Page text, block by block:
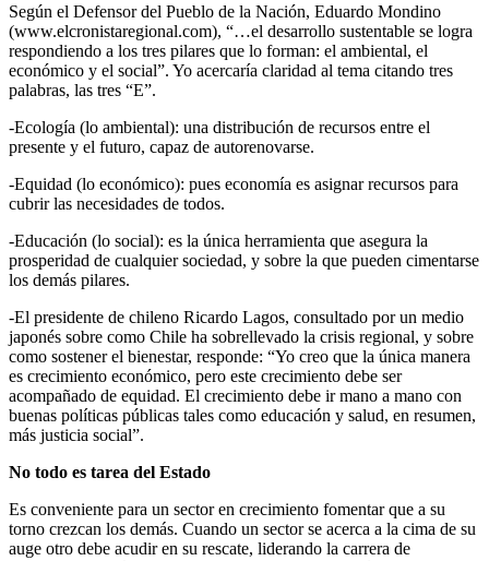
Según el Defensor del Pueblo de la Nación, Eduardo Mondino
(www.elcronistaregional.com), “…el desarrollo sustentable se logra
respondiendo a los tres pilares que lo forman: el ambiental, el
económico y el social”. Yo acercaría claridad al tema citando tres
palabras, las tres “E”.
-Ecología (lo ambiental): una distribución de recursos entre el
presente y el futuro, capaz de autorenovarse.
-Equidad (lo económico): pues economía es asignar recursos para
cubrir las necesidades de todos.
-Educación (lo social): es la única herramienta que asegura la
prosperidad de cualquier sociedad, y sobre la que pueden cimentarse
los demás pilares.
-El presidente de chileno Ricardo Lagos, consultado por un medio
japonés sobre como Chile ha sobrellevado la crisis regional, y sobre
como sostener el bienestar, responde: “Yo creo que la única manera
es crecimiento económico, pero este crecimiento debe ser
acompañado de equidad. El crecimiento debe ir mano a mano con
buenas políticas públicas tales como educación y salud, en resumen,
más justicia social”.
No todo es tarea del Estado
Es conveniente para un sector en crecimiento fomentar que a su
torno crezcan los demás. Cuando un sector se acerca a la cima de su
auge otro debe acudir en su rescate, liderando la carrera de